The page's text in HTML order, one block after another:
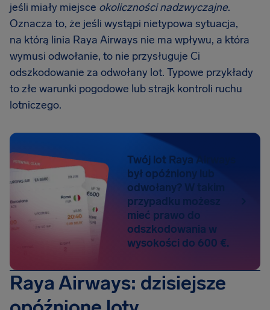
jeśli miały miejsce okoliczności nadzwyczajne.
Oznacza to, że jeśli wystąpi nietypowa sytuacja,
na którą linia Raya Airways nie ma wpływu, a która
wymusi odwołanie, to nie przysługuje Ci
odszkodowanie za odwołany lot. Typowe przykłady
to złe warunki pogodowe lub strajk kontroli ruchu
lotniczego.
Twój lot Raya Airways
był opóźniony lub
odwołany? W takim
przypadku możesz
mieć prawo do
odszkodowania w
wysokości do 600 €.
Raya Airways: dzisiejsze